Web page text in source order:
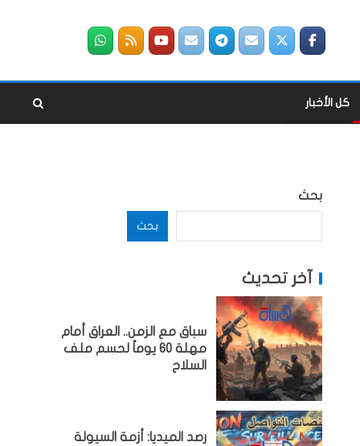
كل الأخبار
بحث
بحث
آخر تحديث
سباق مع الزمن.. العراق أمام
مهلة 60 يوماً لحسم ملف
السلاح
رصد الميديا: أزمة السيولة